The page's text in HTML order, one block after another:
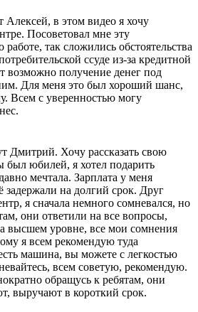
Алексей, в этом видео я хочу
Посоветовал мне эту
так сложились обстоятельства
ссуде из-за кредитной
возможно получение денег под
Для меня это был хороший шанс,
Всем с уверенностью могу
Дмитрий. Хочу рассказать свою
был юбилей, я хотел подарить
мечтала. Зарплата у меня
задержали на долгий срок. Друг
я сначала немного сомневался, но
они ответили на все вопросы,
высшем уровне, все мои сомнения
я всем рекомендую туда
машина, вы можете с легкостью
всем советую, рекомендую.
обращусь к ребятам, они
выручают в короткий срок.